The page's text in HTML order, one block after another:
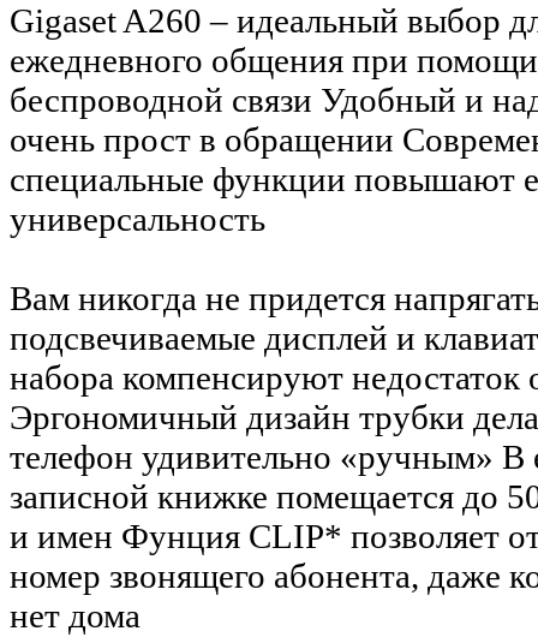
Gigaset A260 – идеальный выбор
ежедневного общения при помощи
беспроводной связи Удобный и
очень прост в обращении
специальные функции повышают
универсальность
Вам никогда не придется
подсвечиваемые дисплей и
набора компенсируют недостаток
Эргономичный дизайн трубки
телефон удивительно «ручным» В
записной книжке помещается до
и имен Фунция CLIP* позволяет
номер звонящего абонента, даже
нет дома